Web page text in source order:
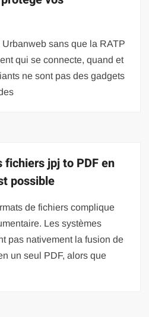
Urbanweb sans que la RATP
qui se connecte, quand et
ne sont pas des gadgets
jpj to PDF en
possible
de fichiers complique
Les systèmes
pas nativement la fusion de
un seul PDF, alors que